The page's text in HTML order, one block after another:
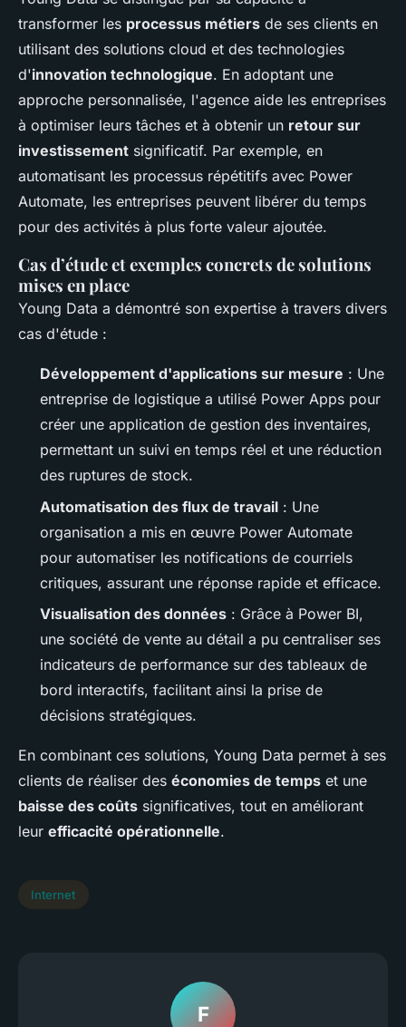
transformer les processus métiers de ses clients en
utilisant des solutions cloud et des technologies
d'innovation technologique. En adoptant une
approche personnalisée, l'agence aide les entreprises
à optimiser leurs tâches et à obtenir un retour sur
investissement significatif. Par exemple, en
automatisant les processus répétitifs avec Power
Automate, les entreprises peuvent libérer du temps
pour des activités à plus forte valeur ajoutée.
Cas d’étude et exemples concrets de solutions
mises en place
Young Data a démontré son expertise à travers divers
cas d'étude :
Développement d'applications sur mesure : Une
entreprise de logistique a utilisé Power Apps pour
créer une application de gestion des inventaires,
permettant un suivi en temps réel et une réduction
des ruptures de stock.
Automatisation des flux de travail : Une
organisation a mis en œuvre Power Automate
pour automatiser les notifications de courriels
critiques, assurant une réponse rapide et efficace.
Visualisation des données : Grâce à Power BI,
une société de vente au détail a pu centraliser ses
indicateurs de performance sur des tableaux de
bord interactifs, facilitant ainsi la prise de
décisions stratégiques.
En combinant ces solutions, Young Data permet à ses
clients de réaliser des économies de temps et une
baisse des coûts significatives, tout en améliorant
leur efficacité opérationnelle.
Internet
F